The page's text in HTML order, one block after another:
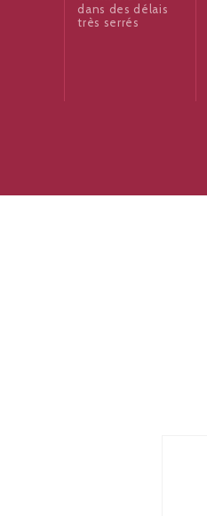
dans des délais
très serrés